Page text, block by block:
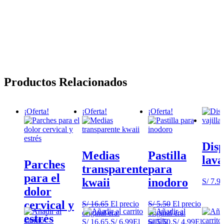
Productos Relacionados
¡Oferta!
Parches
para el
dolor
cervical y
estrés
¡Oferta!
Medias
transparente
kwaii
S/16.65 El precio
original era:
S/ 16.65.S/6.99El
¡Oferta!
Pastilla
para
inodoro
S/5.50 El precio
original era:
S/ 5.50.S/4.99El
S/7.99